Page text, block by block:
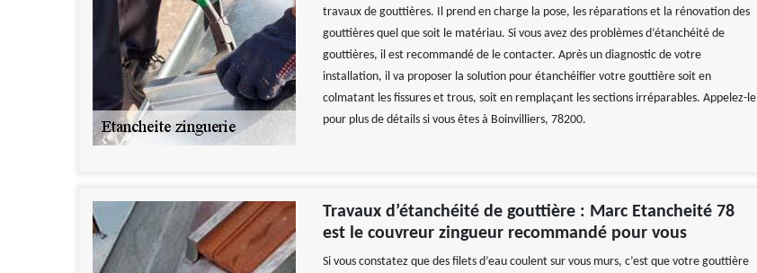
travaux de gouttières. Il prend en charge la pose, les réparations et la rénovation des
gouttières quel que soit le matériau. Si vous avez des problèmes d’étanchéité de
gouttières, il est recommandé de le contacter. Après un diagnostic de votre
installation, il va proposer la solution pour étanchéifier votre gouttière soit en
colmatant les fissures et trous, soit en remplaçant les sections irréparables. Appelez-le
pour plus de détails si vous êtes à Boinvilliers, 78200.
Travaux d’étanchéité de gouttière : Marc Etancheité 78
est le couvreur zingueur recommandé pour vous
Si vous constatez que des filets d’eau coulent sur vous murs, c’est que votre gouttière